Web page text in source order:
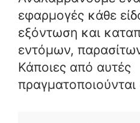
εφαρμογές κάθε
εξόντωση και
εντόμων,
Κάποιες από αυτές